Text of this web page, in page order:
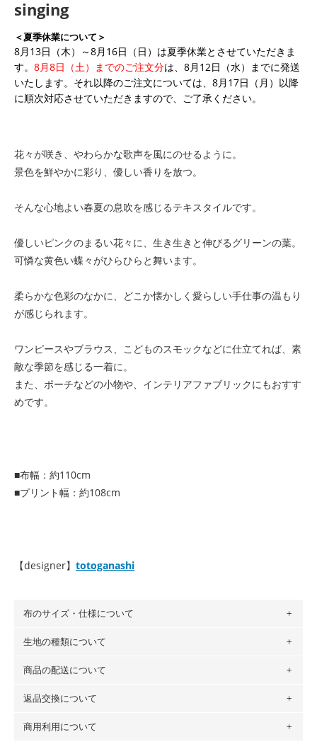
singing
＜夏季休業について＞
8月13日（木）～8月16日（日）は夏季休業とさせていただきま
す。 8月8日（土）までのご注文分は、8月12日（水）までに発送
いたします。それ以降のご注文については、8月17日（月）以降
に順次対応させていただきますので、ご了承ください。
花々が咲き、やわらかな歌声を風にのせるように。
景色を鮮やかに彩り、優しい香りを放つ。
そんな心地よい春夏の息吹を感じるテキスタイルです。
優しいピンクのまるい花々に、生き生きと伸びるグリーンの葉。
可憐な黄色い蝶々がひらひらと舞います。
柔らかな色彩のなかに、どこか懐かしく愛らしい手仕事の温もり
が感じられます。
ワンピースやブラウス、こどものスモックなどに仕立てれば、素
敵な季節を感じる一着に。
また、ポーチなどの小物や、インテリアファブリックにもおすす
めです。
■布幅：約110cm
■プリント幅：約108cm
【designer】 totoganashi
布のサイズ・仕様について
布の長さは50cm単位での販売になります。
場合 → 購入数量「7」
生地の種類について
・現在、すべてのデザインのプリントに使用している生地は
ットン（ダブルガーゼ）・100％コットン（ローン）・コッ
トンリネン（ビエラ織）・100％コットン（ツイル）・
100％コットン（キャンバス・11号帆布）です。
商品の配送について
・ネコポスでの配送は、布は2mまで型紙は2個までとなりま
も送料の表示が600円となり宅急便での配送となります。
返品交換について
・布はご注文後に注文数量のみをプリントするため、
購入後
商用利用について